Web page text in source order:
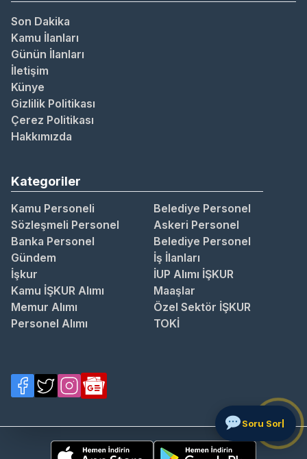
Son Dakika
Kamu İlanları
Günün İlanları
İletişim
Künye
Gizlilik Politikası
Çerez Politikası
Hakkımızda
Kategoriler
Kamu Personeli
Belediye Personel
Sözleşmeli Personel
Askeri Personel
Banka Personel
Belediye Personel
Gündem
İş İlanları
İşkur
İUP Alımı İŞKUR
Kamu İŞKUR Alımı
Maaşlar
Memur Alımı
Özel Sektör İŞKUR
Personel Alımı
TOKİ
S